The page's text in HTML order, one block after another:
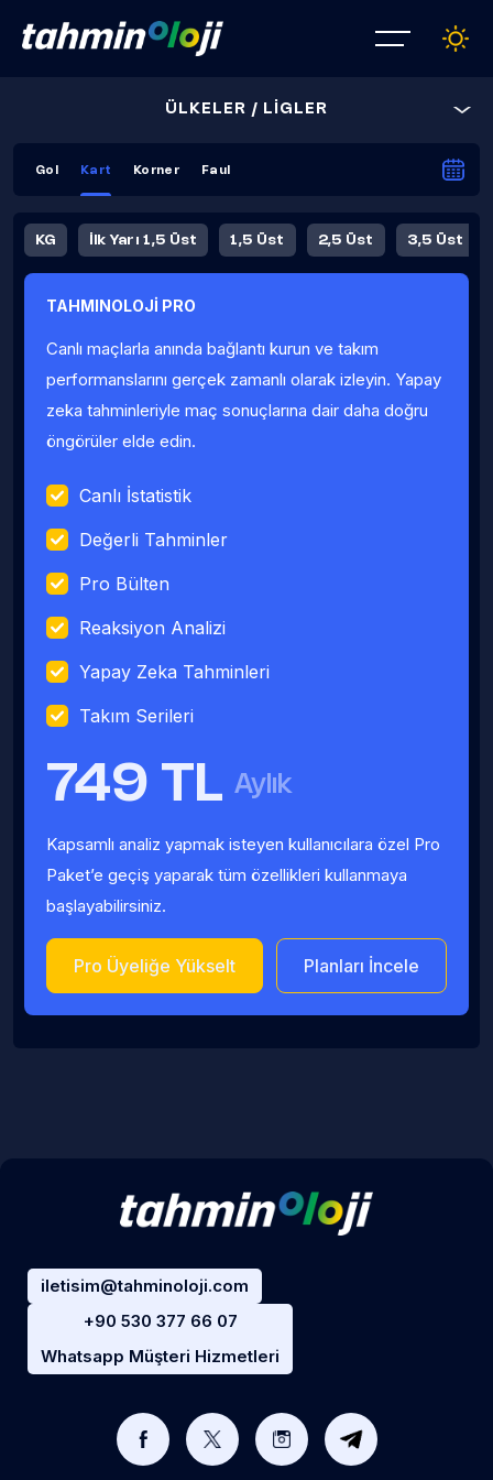
ÜLKELER / LİGLER
Gol Kart Korner Faul
KG İlk Yarı 1,5 Üst 1,5 Üst 2,5 Üst 3,5 Üst
Fauller Ortalama
TAHMINOLOJİ PRO
Canlı maçlarla anında bağlantı kurun ve takım
performanslarını gerçek zamanlı olarak izleyin. Yapay
zeka tahminleriyle maç sonuçlarına dair daha doğru
öngörüler elde edin.
Canlı İstatistik
Değerli Tahminler
Pro Bülten
Reaksiyon Analizi
Yapay Zeka Tahminleri
Takım Serileri
749 TL Aylık
Kapsamlı analiz yapmak isteyen kullanıcılara özel Pro
Paket’e geçiş yaparak tüm özellikleri kullanmaya
başlayabilirsiniz.
Pro Üyeliğe Yükselt Planları İncele
iletisim@tahminoloji.com
+90 530 377 66 07
Whatsapp Müşteri Hizmetleri